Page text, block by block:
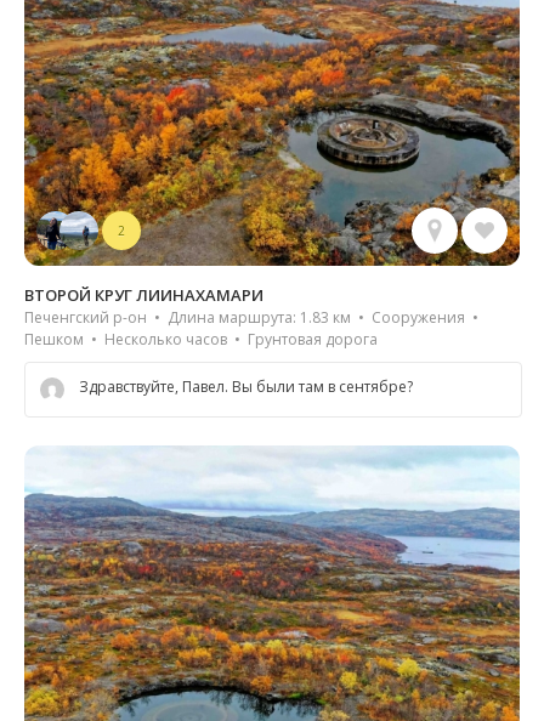
2
ВТОРОЙ КРУГ ЛИИНАХАМАРИ
Печенгский р-он • Длина маршрута: 1.83 км • Сооружения •
Пешком • Несколько часов • Грунтовая дорога
Здравствуйте, Павел. Вы были там в сентябре?